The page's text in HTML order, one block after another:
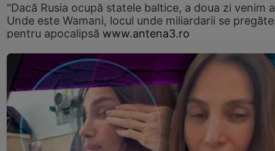
"Dacă Rusia ocupă statele baltice, a doua zi venim
Unde este Wamani, locul unde miliardarii se
pentru apocalipsă www.antena3.ro